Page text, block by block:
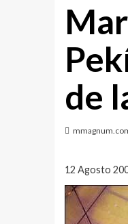
de
12 Agosto